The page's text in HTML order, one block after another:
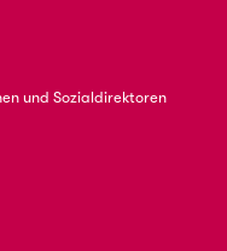
und Sozialdirektoren